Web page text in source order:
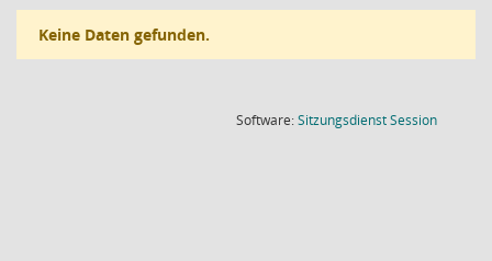
Keine Daten gefunden.
Software:SitzungsdienstSession(Wird in